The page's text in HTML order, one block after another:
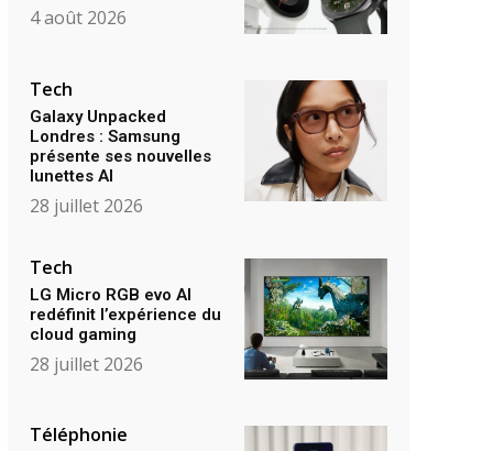
4 août 2026
Tech
Galaxy Unpacked
Londres : Samsung
présente ses nouvelles
lunettes AI
28 juillet 2026
Tech
LG Micro RGB evo AI
redéfinit l’expérience du
cloud gaming
28 juillet 2026
Téléphonie